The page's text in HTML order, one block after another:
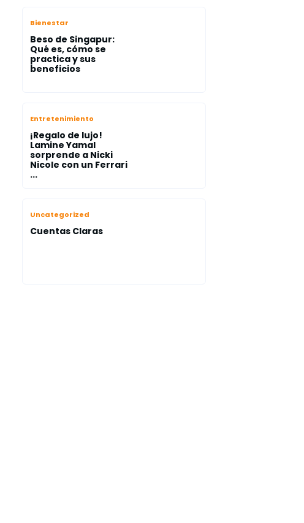
Bienestar
Beso de Singapur:
Qué es, cómo se
practica y sus
beneficios
Entretenimiento
¡Regalo de lujo!
Lamine Yamal
sorprende a Nicki
Nicole con un Ferrari
...
Uncategorized
Cuentas Claras